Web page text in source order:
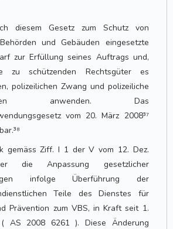
diesem Gesetz zum Schutz von
und Gebäuden eingesetzte
zur Erfüllung seines Auftrags und,
zu schützen­den Rechtsgüter es
polizeilichen Zwang und polizeiliche
anwenden. Das
vom 20. März 2008³⁷
gemäss Ziff. I 1 der V vom 12. Dez.
die Anpassung gesetzlicher
infolge Überführung der
Teile des Dienstes für
Prävention zum VBS, in Kraft seit 1.
AS 2008 6261 ). Diese Änderung